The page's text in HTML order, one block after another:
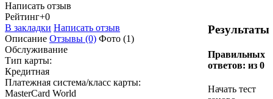
Написать отзыв
Результаты
Правильных
ответов: из 0
Начать тест
Рейтинг+0
В закладки Написать отзыв
Описание Отзывы (0) Фото (1)
Обслуживание
Тип карты:
Кредитная
Платежная система/класс карты:
MasterCard World